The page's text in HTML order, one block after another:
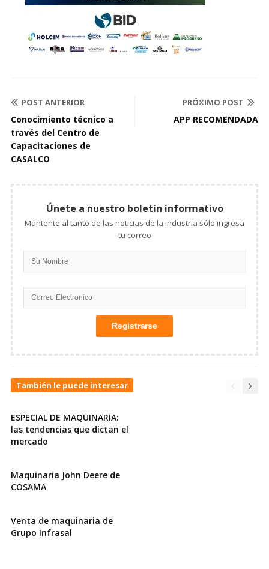
POST ANTERIOR
Conocimiento técnico a
través del Centro de
Capacitaciones de
CASALCO
PRÓXIMO POST
APP RECOMENDADA
Únete a nuestro boletín informativo
Mantente al tanto de las noticias de la industria sólo ingresa
tu correo
También le puede interesar
ESPECIAL DE MAQUINARIA:
las tendencias que dictan el
mercado
Maquinaria John Deere de
COSAMA
Venta de maquinaria de
Grupo Infrasal